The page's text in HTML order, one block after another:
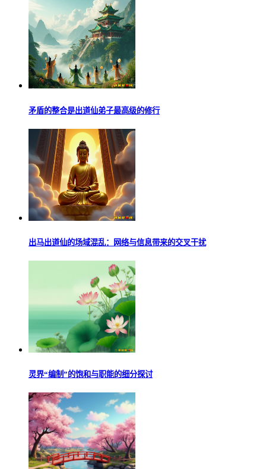
矛盾的整合是出道仙弟子最高级的修行
出马出道仙的场域混乱：网络与信息带来的交叉干扰
灵界“编制”的饱和与职能的细分探讨